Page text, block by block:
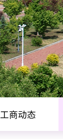
工商动态